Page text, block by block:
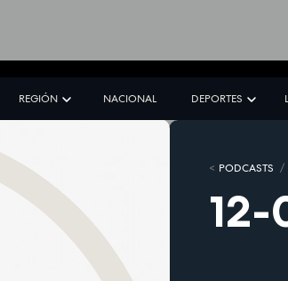
REGIÓN NACIONAL DEPORTES
PODCASTS
12-